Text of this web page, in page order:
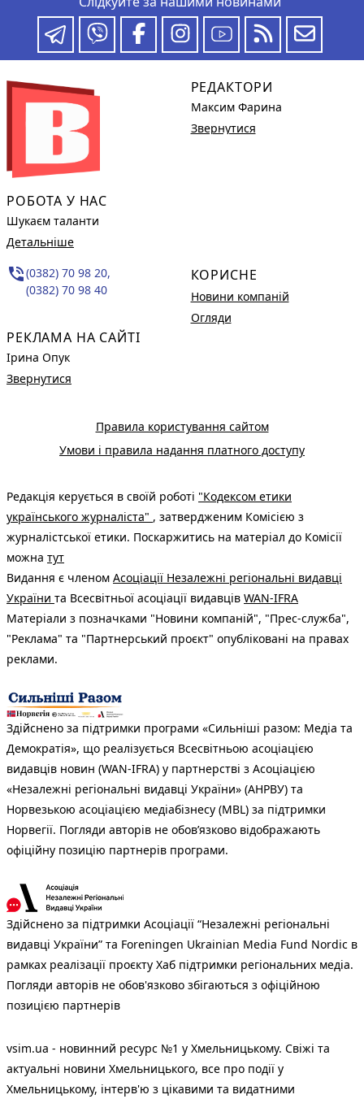
РОБОТА У НАС
Шукаєм таланти
Детальніше
phone_in_talk(0382) 70 98 20,
(0382) 70 98 40
РЕКЛАМА НА САЙТІ
Ірина Опук
Звернутися
РЕДАКТОРИ
Максим Фарина
Звернутися
КОРИСНЕ
Новини компаній
Огляди
Правила користування сайтом
Умови і правила надання платного доступу
Редакція керується в своїй роботі "Кодексом етики
українського журналіста" , затвердженим Комісією з
журналістської етики. Поскаржитись на матеріал до Комісії
можна тут
Видання є членом Асоціації Незалежні регіональні видавці
України та Всесвітньої асоціації видавців WAN-IFRA
Матеріали з позначками "Новини компаній", "Прес-служба",
"Реклама" та "Партнерський проєкт" опубліковані на правах
реклами.
Здійснено за підтримки програми «Сильніші разом: Медіа та
Демократія», що реалізується Всесвітньою асоціацією
видавців новин (WAN-IFRA) у партнерстві з Асоціацією
«Незалежні регіональні видавці України» (АНРВУ) та
Норвезькою асоціацією медіабізнесу (MBL) за підтримки
Норвегії. Погляди авторів не обов’язково відображають
офіційну позицію партнерів програми.
Здійснено за підтримки Асоціації “Незалежні регіональні
видавці України” та Foreningen Ukrainian Media Fund Nordic в
рамках реалізації проєкту Хаб підтримки регіональних медіа.
Погляди авторів не обов'язково збігаються з офіційною
позицією партнерів
vsim.ua - новинний ресурс №1 у Хмельницькому. Свіжі та
актуальні новини Хмельницького, все про події у
Хмельницькому, інтерв'ю з цікавими та видатними